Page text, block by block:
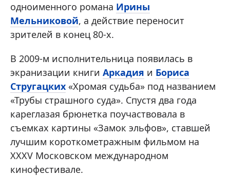
одноименного романа Ирины
Мельниковой, а действие переносит
зрителей в конец 80-х.
В 2009-м исполнительница появилась в
экранизации книги Аркадия и Бориса
Стругацких «Хромая судьба» под названием
«Трубы страшного суда». Спустя два года
кареглазая брюнетка поучаствовала в
съемках картины «Замок эльфов», ставшей
лучшим короткометражным фильмом на
XXXV Московском международном
кинофестивале.